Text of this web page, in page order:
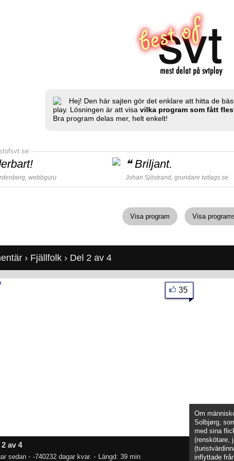
Hej! Den här sajten gör det enklare att hitta de
play. Lösningen är att visa vilka program som fått
Bra program delas mer, helt enkelt!
webbguru
❝Briljant.
Johan Sjöstrand, grundare tvdags.se
Visa program Visa
› Fjällfolk › Del 2 av 4
av 4
sedan • -740232 dagar kvar. • Längd: 39 min
35
Om
Solbjørg,
med sina
(renskötare,
inflyttade